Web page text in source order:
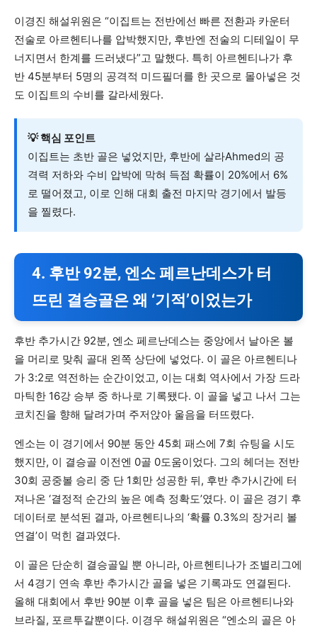
이경진 해설위원은 “이집트는 전반에선 빠른 전환과 카운터
전술로 아르헨티나를 압박했지만, 후반엔 전술의 디테일이 무
너지면서 한계를 드러냈다”고 말했다. 특히 아르헨티나가 후
반 45분부터 5명의 공격적 미드필더를 한 곳으로 몰아넣은 것
도 이집트의 수비를 갈라세웠다.
💡 핵심 포인트
이집트는 초반 골은 넣었지만, 후반에 살라Ahmed의 공
격력 저하와 수비 압박에 막혀 득점 확률이 20%에서 6%
로 떨어졌고, 이로 인해 대회 출전 마지막 경기에서 발등
을 찔렸다.
4. 후반 92분, 엔소 페르난데스가 터
뜨린 결승골은 왜 ‘기적’이었는가
후반 추가시간 92분, 엔소 페르난데스는 중앙에서 날아온 볼
을 머리로 맞춰 골대 왼쪽 상단에 넣었다. 이 골은 아르헨티나
가 3:2로 역전하는 순간이었고, 이는 대회 역사에서 가장 드라
마틱한 16강 승부 중 하나로 기록됐다. 이 골을 넣고 나서 그는
코치진을 향해 달려가며 주저앉아 울음을 터뜨렸다.
엔소는 이 경기에서 90분 동안 45회 패스에 7회 슈팅을 시도
했지만, 이 결승골 이전엔 0골 0도움이었다. 그의 헤더는 전반
30회 공중볼 승리 중 단 1회만 성공한 뒤, 후반 추가시간에 터
져나온 ‘결정적 순간의 높은 예측 정확도’였다. 이 골은 경기 후
데이터로 분석된 결과, 아르헨티나의 ‘확률 0.3%의 장거리 볼
연결’이 먹힌 결과였다.
이 골은 단순히 결승골일 뿐 아니라, 아르헨티나가 조별리그에
서 4경기 연속 후반 추가시간 골을 넣은 기록과도 연결된다.
올해 대회에서 후반 90분 이후 골을 넣은 팀은 아르헨티나와
브라질, 포르투갈뿐이다. 이경우 해설위원은 “엔소의 골은 아